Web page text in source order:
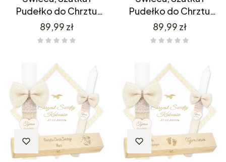
Pudełko do Chrztu
C4SH3P11/1
Cena
89,99 zł
Pudełko do Chrztu
C4SH3P11/11
Cena
89,99 zł